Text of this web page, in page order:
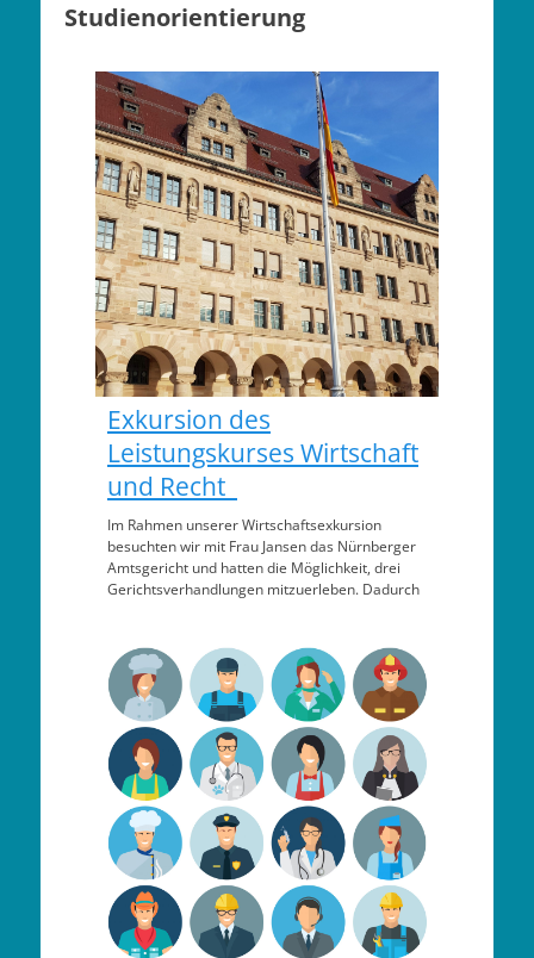
Studienorientierung
Exkursion des
Leistungskurses Wirtschaft
und Recht
Im Rahmen unserer Wirtschaftsexkursion
besuchten wir mit Frau Jansen das Nürnberger
Amtsgericht und hatten die Möglichkeit, drei
Gerichtsverhandlungen mitzuerleben. Dadurch